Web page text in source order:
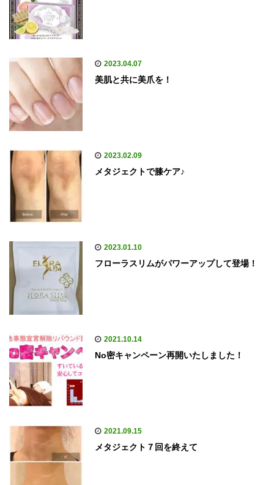
2023.04.07
美肌と共に美爪を！
2023.02.09
メタジェクトで膝ケア♪
2023.01.10
フローラスリムがパワーアップして登場！
2021.10.14
No密キャンペーン再開いたしました！
2021.09.15
メタジェクト７回を終えて